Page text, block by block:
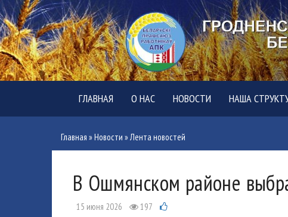
ГЛАВНАЯ О НАС НОВОСТИ НАША
Главная »Новости »Лента новостей
В Ошмянском районе
15 июня 2026 197